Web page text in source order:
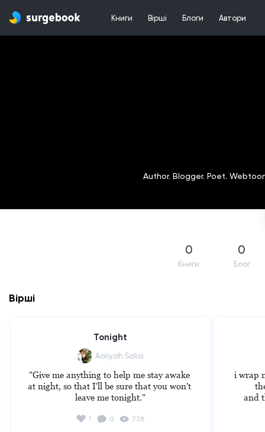
Книги Вірші Блоги Автори
Author. Blogger. Poet.
0
Книги
0
Блог
Вірші
Tonight
Aaliyah Salia
"Give me anything to help me stay awake
at night, so that I'll be sure that you won't
leave me tonight."
1 0 778
i wrap
and